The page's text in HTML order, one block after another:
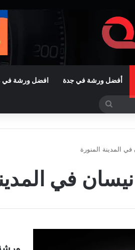
أفضل ورشة في جدة افضل ورشة في
المدينة المنورة
في